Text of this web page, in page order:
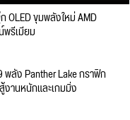
OLED ขุมพลังใหม่ AMD
พรีเมียม
พลัง Panther Lake กราฟิก
งานหนักและเกมมิ่ง